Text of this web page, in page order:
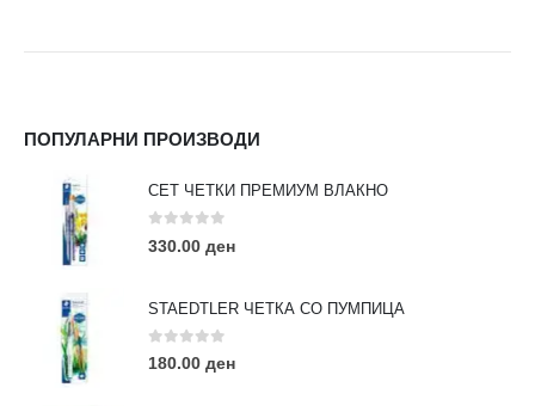
ПОПУЛАРНИ ПРОИЗВОДИ
СЕТ ЧЕТКИ ПРЕМИУМ ВЛАКНО
0 out of 5
330.00 ден
STAEDTLER ЧЕТКА СО ПУМПИЦА
0 out of 5
180.00 ден